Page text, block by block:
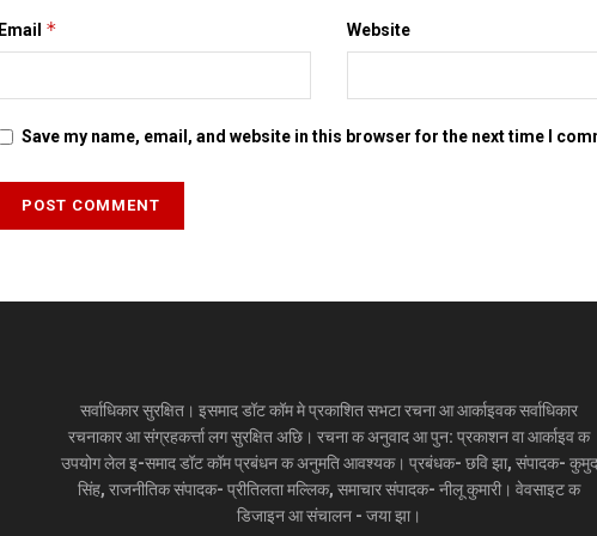
Email * Website
Save my name, email, and website in this browser for the next time I
सर्वाधिकार सुरक्षित। इसमाद डॉट कॉम मे प्रकाशित सभटा रचना आ आर्काइवक सर्वाधिकार
रचनाकार आ संग्रहकर्त्ता लग सुरक्षित अछि। रचना क अनुवाद आ पुन: प्रकाशन वा आर्काइव क
उपयोग लेल इ-समाद डॉट कॉम प्रबंधन क अनुमति आवश्यक। प्रबंधक- छवि झा, संपादक- कुमुद
सिंह, राजनीतिक संपादक- प्रीतिलता मल्लिक, समाचार संपादक- नीलू कुमारी। वेवसाइट क
डिजाइन आ संचालन - जया झा।